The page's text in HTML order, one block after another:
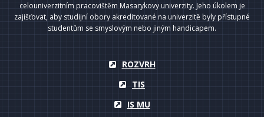
celouniverzitním pracovištěm Masarykovy univerzity. Jeho úkolem je
zajišťovat, aby studijní obory akreditované na univerzitě byly přístupné
studentům se smyslovým nebo jiným handicapem.
ROZVRH
TIS
IS MU